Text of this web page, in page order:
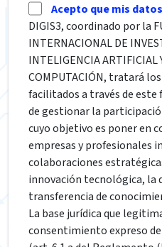
Acepto que mis
DIGIS3, coordinado por la
INTERNACIONAL DE
INTELIGENCIA ARTIFICIAL
COMPUTACIÓN, tratará
facilitados a través de
de gestionar la
cuyo objetivo es poner en
empresas y profesionales
colaboraciones
innovación tecnológica, la
transferencia de
La base jurídica que
consentimiento expreso